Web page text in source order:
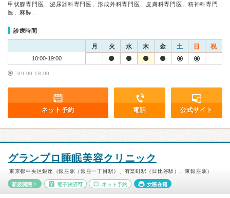
甲状腺専門医、泌尿器科専門医、形成外科専門医、皮膚科専門医、精神科専門
医、麻酔…
診療時間
月 火 水 木 金 土 日 祝
10:00-19:00
09:00-18:00
ネット予約 電話 公式サイト
グランプロ睡眠美容クリニック
東京都中央区銀座（銀座駅（銀座一丁目駅）、有楽町駅（日比谷駅）、東銀座駅）
新規開院！ 電子決済可 ネット予約 女医在籍